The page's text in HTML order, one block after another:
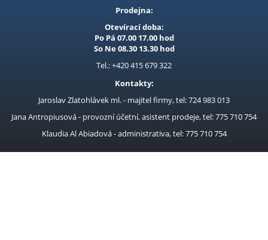
Prodejna:
Otevírací doba:
Po Pá 07.00 17.00 hod
So Ne 08.30 13.30 hod
Tel.: +420 415 679 322
Kontakty:
Jaroslav Zlatohlávek ml. - majitel firmy, tel: 724 983 013
Jana Antropiusová - provozní účetní, asistent prodeje, tel: 775 710 754
Klaudia Al Abiadová - administrativa, tel: 775 710 754